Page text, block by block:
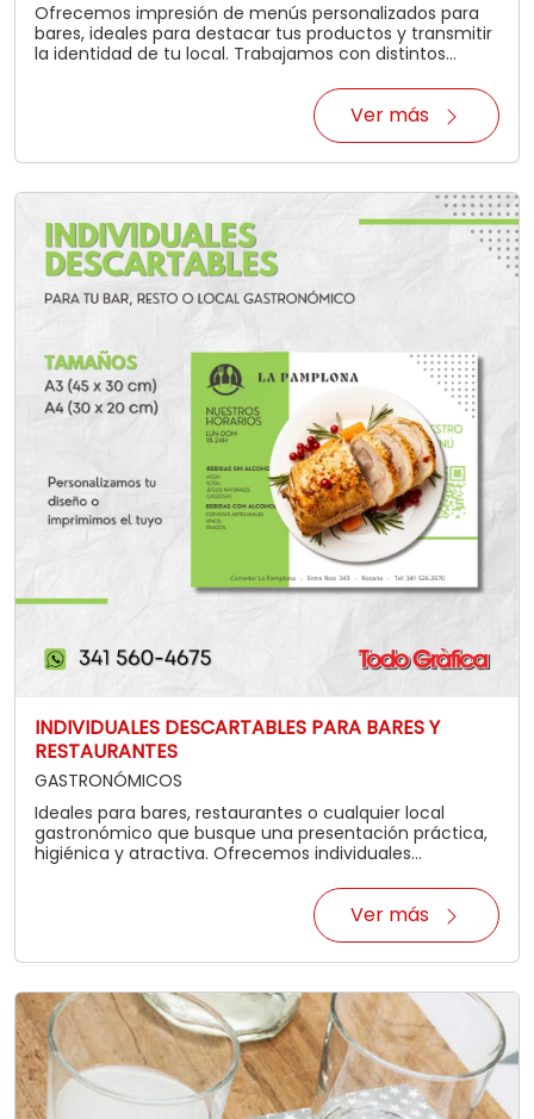
Ofrecemos impresión de menús personalizados para
bares, ideales para destacar tus productos y transmitir
la identidad de tu local. Trabajamos con distintos
para asegurar una presentación atractiva y
profesional. Además, contamos con la opción de
plastificado para una mayor durabilidad y resistencia al
permite ajustar el diseño si es necesario antes de
disponibles, solicitar una cotización personalizada y
coordinar los tiempos de entrega según tus
necesidades.
Ver más
INDIVIDUALES DESCARTABLES PARA BARES Y
RESTAURANTES
GASTRONÓMICOS
Ideales para bares, restaurantes o cualquier local
gastronómico que busque una presentación práctica,
higiénica y atractiva. Ofrecemos individuales
20 cm), impresos a todo color con excelente calidad.
Podés optar por personalizar tu diseño o enviarnos el
destacar tu menú, horarios o promociones. Incluí fotos
tentadoras, QR interactivos o lo que necesites para
impactar a tus clientes desde la mesa. Consultanos
para recibir asesoramiento y presupuestos
personalizados.
Ver más